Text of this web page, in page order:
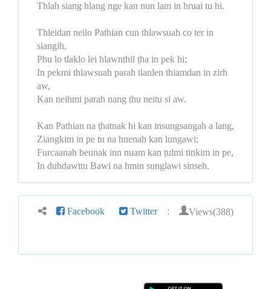
Thlah siang hlang nge kan nun lam in hruai tu hi.
Thleidan neilo Pathian cun thlawsuah co ter in
siangih,
Phu lo tlaklo lei hlawnthil ṭha in pek hi;
In pekmi thlawsuah parah tlanlen thiamdan in zirh
aw,
Kan neihmi parah nang thu neitu si aw.
Kan Pathian na ṭhatnak hi kan insungsangah a lang,
Ziangkim in pe tu na hnenah kan lungawi;
Furcaanah beunak inn nuam kan ṭulmi tinkim in pe,
In duhdawttu Bawi na hmin sunglawi sinseh.
Facebook Twitter : Views(388)